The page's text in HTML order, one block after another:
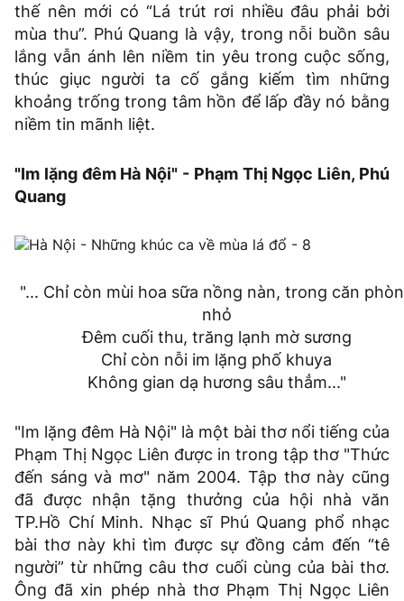
thế nên mới có “Lá trút rơi nhiều đâu phải bởi
mùa thu”. Phú Quang là vậy, trong nỗi buồn sâu
lắng vẫn ánh lên niềm tin yêu trong cuộc sống,
thúc giục người ta cố gắng kiếm tìm những
khoảng trống trong tâm hồn để lấp đầy nó bằng
niềm tin mãnh liệt.
"Im lặng đêm Hà Nội" - Phạm Thị Ngọc Liên, Phú
Quang
"... Chỉ còn mùi hoa sữa nồng nàn, trong căn
nhỏ
Đêm cuối thu, trăng lạnh mờ sương
Chỉ còn nỗi im lặng phố khuya
Không gian dạ hương sâu thẳm..."
"Im lặng đêm Hà Nội" là một bài thơ nổi tiếng của
Phạm Thị Ngọc Liên được in trong tập thơ "Thức
đến sáng và mơ" năm 2004. Tập thơ này cũng
đã được nhận tặng thưởng của hội nhà văn
TP.Hồ Chí Minh. Nhạc sĩ Phú Quang phổ nhạc
bài thơ này khi tìm được sự đồng cảm đến “tê
người” từ những câu thơ cuối cùng của bài thơ.
Ông đã xin phép nhà thơ Phạm Thị Ngọc Liên